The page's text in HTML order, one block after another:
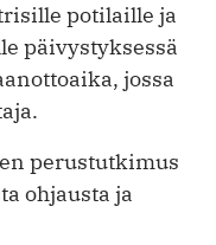
potilaille ja
päivystyksessä
jossa
perustutkimus
ohjausta ja